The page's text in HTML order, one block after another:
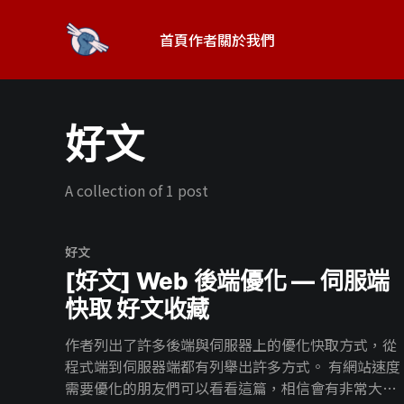
首頁作者關於我們
好文
A collection of 1 post
好文
[好文] Web 後端優化 — 伺服端
快取 好文收藏
作者列出了許多後端與伺服器上的優化快取方式，從
程式端到伺服器端都有列舉出許多方式。 有網站速度
需要優化的朋友們可以看看這篇，相信會有非常大的